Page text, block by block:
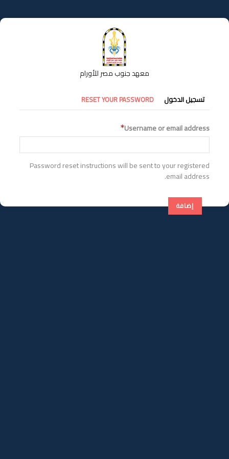
إلى
المحتوى
معهد جنوب مصر للأورام
التبويبات
الأساسية
تسجيل الدخول RESET YOUR PASSWORD
Username or email address
Password reset instructions will be sent to your registered
email address.